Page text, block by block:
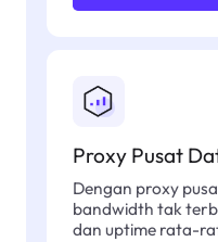
Proxy Pusat
Dengan proxy
bandwidth tak
dan uptime rata-